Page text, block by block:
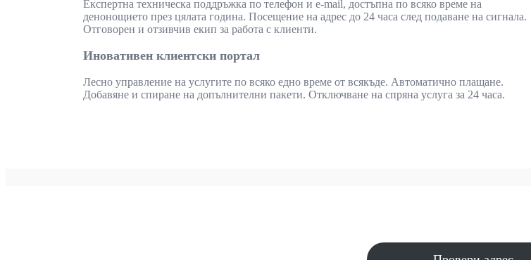
Експертна техническа поддръжка по телефон и e-mail, достъпна по всяко време на
денонощието през цялата година. Посещение на адрес до 24 часа след подаване на сигнала.
Отговорен и отзивчив екип за работа с клиенти.
Иновативен клиентски портал
Лесно управление на услугите по всяко едно време от всякъде. Автоматично плащане.
Добавяне и спиране на допълнителни пакети. Отключване на спряна услуга за 24 часа.